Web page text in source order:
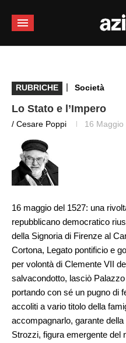
RUBRICHE | Società
Lo Stato e l’Impero
/ Cesare Poppi 16 Maggio
16 maggio del 1527: una
repubblicano democratico
della Signoria di Firenze al
Cortona, Legato pontificio e
per volontà di Clemente VII
salvacondotto, lasciò
portando con sé un pugno di
accoliti a vario titolo della
accompagnarlo, garante
Strozzi, figura emergente del